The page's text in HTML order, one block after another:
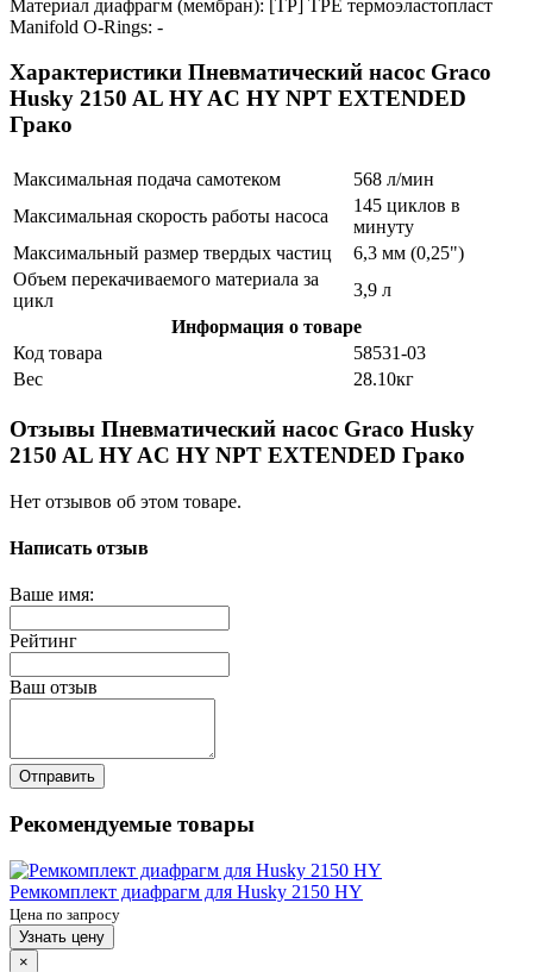
Материал диафрагм (мембран): [TP] TPE термоэластопласт
Manifold O-Rings: -
Характеристики Пневматический насос Graco
Husky 2150 AL HY AC HY NPT EXTENDED
Грако
Максимальная подача самотеком
568 л/мин
Максимальная скорость работы насоса
145 циклов в
минуту
Максимальный размер твердых частиц
6,3 мм (0,25")
Объем перекачиваемого материала за
цикл
3,9 л
Информация о товаре
Код товара
58531-03
Вес
28.10кг
Отзывы Пневматический насос Graco Husky
2150 AL HY AC HY NPT EXTENDED Грако
Нет отзывов об этом товаре.
Написать отзыв
Ваше имя:
Рейтинг
Ваш отзыв
Отправить
Рекомендуемые товары
Ремкомплект диафрагм для Husky 2150 HY
Цена по запросу
Узнать цену
×